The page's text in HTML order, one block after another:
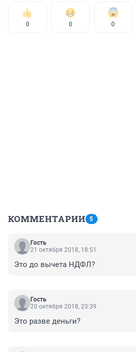
0 0 0
КОММЕНТАРИИ 5
Гость
21 октября 2018, 18:51
Это до вычета НДФЛ?
Гость
20 октября 2018, 23:39
Это разве деньги?